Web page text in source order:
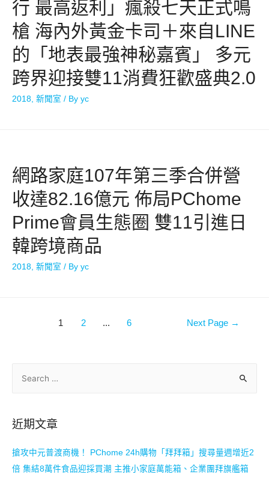
行 最高返利」瘋殺七天正式鳴
槍 海內外黃金卡司＋來自LINE
的「地表最強神秘嘉賓」 多元
跨界迎接雙11消費狂歡盛典2.0
2018 新聞室 / By yc
網路家庭107年第三季合併營
收達82.16億元 佈局PChome
Prime會員生態圈 雙11引進日
韓跨境商品
2018 新聞室 / By yc
1 2 ... 6 Next Page →
近期文章
搶攻中元普渡商機！ PChome 24h購物「拜拜箱」搜尋量週增近2
倍 集結8萬件食品迎採買潮 主推小家庭萬能箱、企業團拜旗艦箱